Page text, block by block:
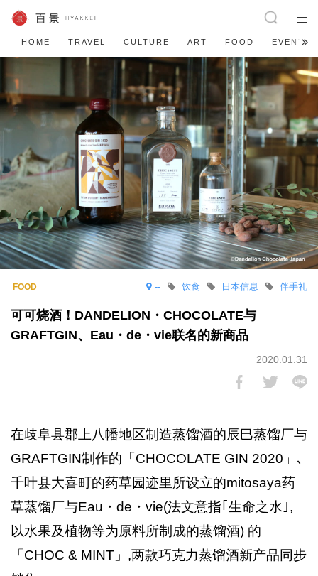
HOME TRAVEL CULTURE ART FOOD EVENT
-- 伴手礼
日本信息
饮食
可可烧酒！DANDELION・CHOCOLATE与
GRAFTGIN、Eau・de・vie联名的新商品
2020.01.31
在歧阜县郡上八幡地区制造蒸馏酒的辰巳蒸馏厂与
GRAFTGIN制作的「CHOCOLATE GIN 2020」､
千叶县大喜町的药草园迹里所设立的mitosaya药
草蒸馏厂与Eau・de・vie(法文意指｢生命之水｣,
以水果及植物等为原料所制成的蒸馏酒) 的
「CHOC & MINT」,两款巧克力蒸馏酒新产品同步